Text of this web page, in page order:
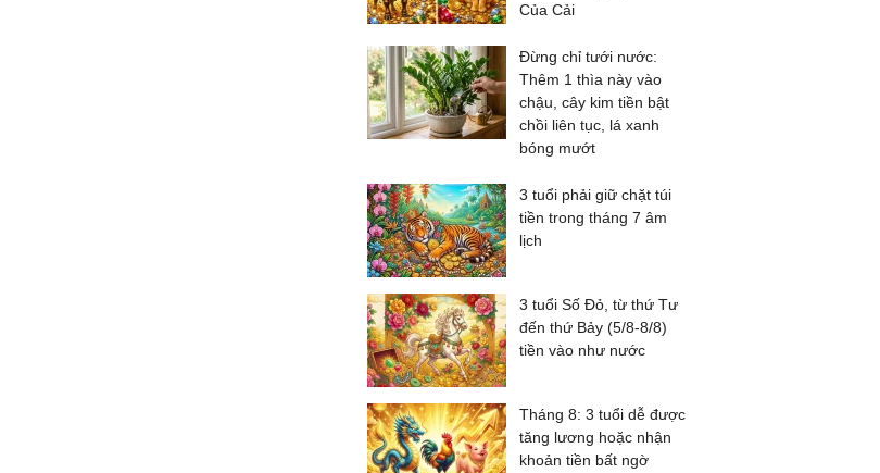
Của Cải
Đừng chỉ tưới nước:
Thêm 1 thìa này vào
chậu, cây kim tiền bật
chồi liên tục, lá xanh
bóng mướt
3 tuổi phải giữ chặt túi
tiền trong tháng 7 âm
lịch
3 tuổi Số Đỏ, từ thứ Tư
đến thứ Bảy (5/8-8/8)
tiền vào như nước
Tháng 8: 3 tuổi dễ được
tăng lương hoặc nhận
khoản tiền bất ngờ